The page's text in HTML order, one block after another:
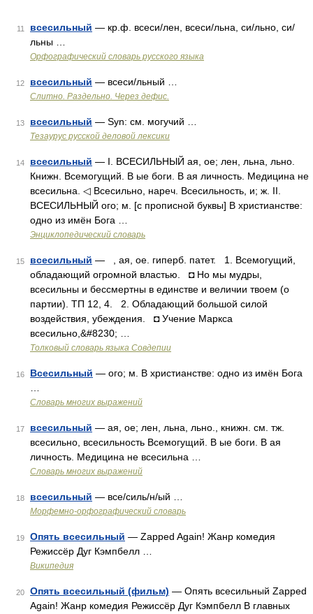
11 всесильный — кр.ф. всеси/лен, всеси/льна, си/льно, си/
льны …
Орфографический словарь русского языка
12 всесильный — всеси/льный …
Слитно. Раздельно. Через дефис.
13 всесильный — Syn: см. могучий …
Тезаурус русской деловой лексики
14 всесильный — I. ВСЕСИЛЬНЫЙ ая, ое; лен, льна, льно.
Книжн. Всемогущий. В ые боги. В ая личность. Медицина не
всесильна. ◁ Всесильно, нареч. Всесильность, и; ж. II.
ВСЕСИЛЬНЫЙ ого; м. [с прописной буквы] В христианстве:
одно из имён Бога …
Энциклопедический словарь
15 всесильный — , ая, ое. гиперб. патет. 1. Всемогущий,
обладающий огромной властью. ◘ Но мы мудры,
всесильны и бессмертны в единстве и величии твоем (о
партии). ТП 12, 4. 2. Обладающий большой силой
воздействия, убеждения. ◘ Учение Маркса
всесильно,&#8230; …
Толковый словарь языка Совдепии
16 Всесильный — ого; м. В христианстве: одно из имён Бога
Словарь многих выражений
17 всесильный — ая, ое; лен, льна, льно., книжн. см. тж.
всесильно, всесильность Всемогущий. В ые боги. В ая
личность. Медицина не всесильна …
Словарь многих выражений
18 всесильный — все/силь/н/ый …
Морфемно-орфографический словарь
19 Опять всесильный — Zapped Again! Жанр комедия
Режиссёр Дуг Кэмпбелл …
Википедия
20 Опять всесильный (фильм) — Опять всесильный Zapped
Again! Жанр комедия Режиссёр Дуг Кэмпбелл В главных